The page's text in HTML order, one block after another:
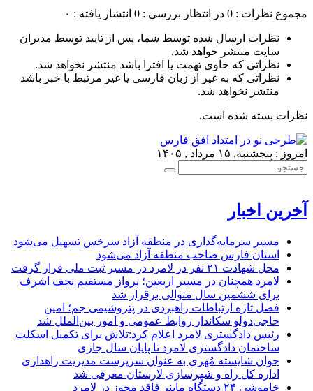
مجموع نظرات : 0 در انتظار بررسی : 0 انتشار یافته : ۰
نظرات ارسال شده توسط شما، پس از تایید توسط مدیران
سایت منتشر خواهد شد.
نظراتی که حاوی تهمت یا افترا باشد منتشر نخواهد شد.
نظراتی که به غیر از زبان فارسی یا غیر مرتبط با خبر باشد
منتشر نخواهد شد.
نظرات بسته شده است.
امروز : پنجشنبه, ۱۵ مرداد , ۱۴۰۵
آخرین اخبار
مسیر سرمایه‌گذاری در منطقه آزاد سرخس تسهیل می‌شود
استان فارس صاحب منطقه آزاد می‌شود
محل شهادت ۲۱ نفر در لامرد در مسیر ثبت ملی قرار گرفت
لامرد همچنان در مسیر اربعین؛ پرواز مستقیم نجف اشرف
برای ششمین سال متوالی برقرار شد
فصل تازه ارتباطات راهبردی در پتروشیمی جم؛ امین
حاجی‌دولو سکاندار روابط عمومی و امور بین‌الملل شد
رئیس دادگستری لامرد اعلام کرد:تلاش برای تکمیل اسکلت
ساختمان دادگستری لامرد تا پایان سال جاری
جوان شایسته مُهری به عنوان سرپرست مدیریت راهداری
اداره کل راه و شهرسازی لارستان معرفی شد
خاموشی ۲۴ دستگاه ماینر فاقد مجوز در لامرد